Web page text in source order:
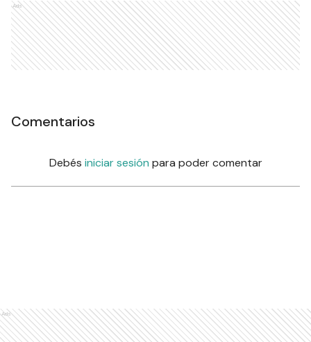
Ads
Comentarios
Debés iniciar sesión para poder comentar
Ads